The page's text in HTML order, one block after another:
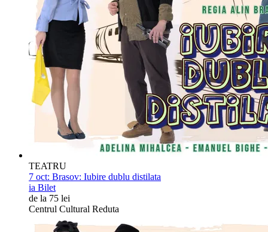
TEATRU
7 oct: Brasov: Iubire dublu distilata
ia Bilet
de la 75 lei
Centrul Cultural Reduta